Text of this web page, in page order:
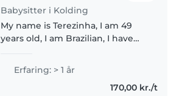
Babysitter i Kolding
My name is Terezinha, I am 49
years old, I am Brazilian, I have
organized, fun, responsible and a
quick learner. I have experience
Erfaring: > 1 år
170,00 kr./t